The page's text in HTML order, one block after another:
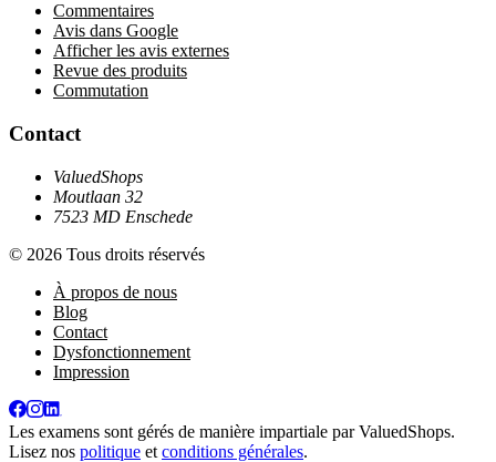
Commentaires
Avis dans Google
Afficher les avis externes
Revue des produits
Commutation
Contact
ValuedShops
Moutlaan 32
7523 MD Enschede
© 2026 Tous droits réservés
À propos de nous
Blog
Contact
Dysfonctionnement
Impression
Les examens sont gérés de manière impartiale parValuedShops.
Lisez nos politique et conditions générales.